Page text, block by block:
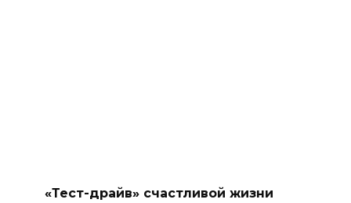
«Тест-драйв» счастливой жизни